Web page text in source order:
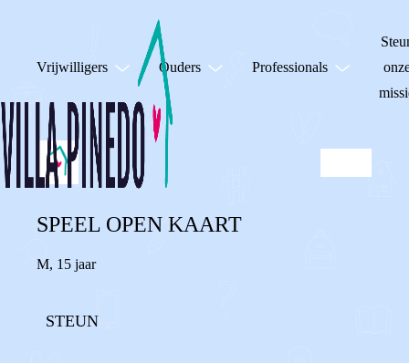
Vrijwilligers Ouders Professionals
SPEEL OPEN KAART
M, 15 jaar
STEUN